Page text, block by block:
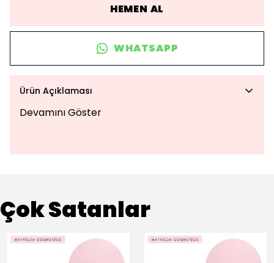
HEMEN AL
WHATSAPP
Ürün Açıklaması
Devamını Göster
Çok Satanlar